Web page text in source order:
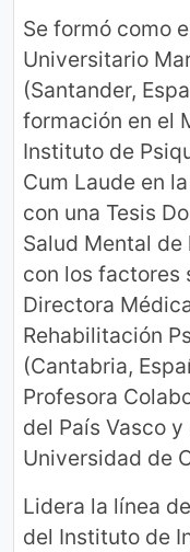
Se formó como
Universitario
(Santander,
formación en el
Instituto de
Cum Laude en
con una Tesis
Salud Mental
con los factores
Directora
Rehabilitación
(Cantabria,
Profesora
del País Vasco
Universidad de
Lidera la línea
del Instituto de